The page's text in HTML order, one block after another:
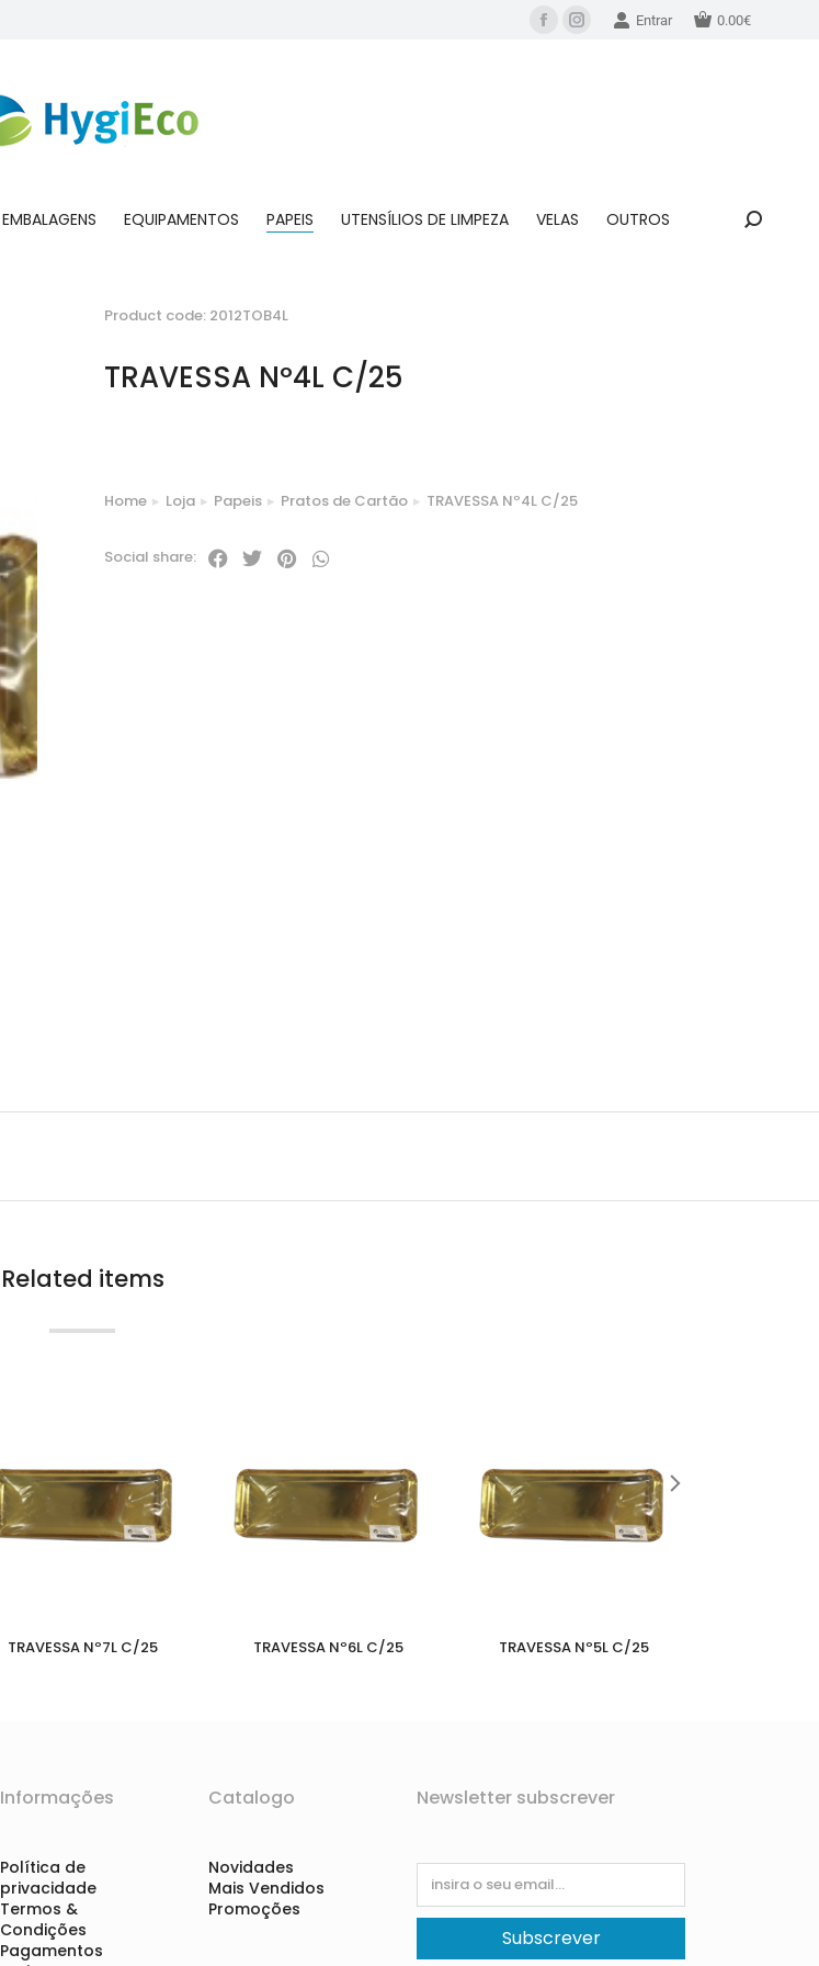
Entrar 0.00€
EMBALAGENS EQUIPAMENTOS PAPEIS UTENSÍLIOS DE LIMPEZA VELAS OUTROS
Product code: 2012TOB4L
TRAVESSA Nº4L C/25
You are here:
Home Loja Papeis Pratos de Cartão TRAVESSA Nº4L C/25
Social share:
Related items
TRAVESSA Nº7L C/25 TRAVESSA Nº6L C/25 TRAVESSA Nº5L C/25
Informações
Política de
privacidade
Termos &
Condições
Pagamentos
Catalogo
Novidades
Mais Vendidos
Promoções
Newsletter subscrever
Subscrever